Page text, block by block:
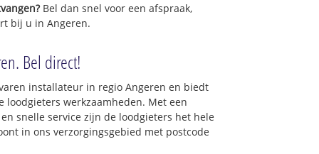
Bel dan snel voor een afspraak,
bij u in Angeren.
Bel direct!
installateur in regio Angeren en biedt
loodgieters werkzaamheden. Met een
snelle service zijn de loodgieters het hele
in ons verzorgingsgebied met postcode